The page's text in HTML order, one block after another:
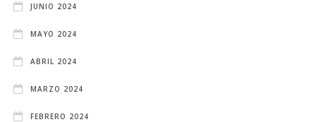
JUNIO 2024
MAYO 2024
ABRIL 2024
MARZO 2024
FEBRERO 2024